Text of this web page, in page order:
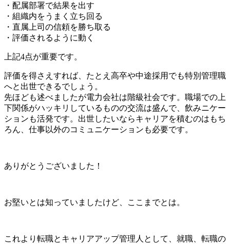
・配属部署で結果を出す
・組織内をうまく立ち回る
・直属上司の信頼を勝ち取る
・評価されるように動く
上記4点が重要です。
評価を得さえすれば、たとえ高卒や中途採用でも特別管理職
へと出世できるでしょう。
先ほども述べましたが電力会社は階級社会です。職場での上
下関係がハッキリしているものの交流は盛んで、飲みニケー
ションも活発です。出世したいならキャリアを積むのはもち
ろん、 仕事以外のコミュニケーションも必要です。
ありがとうございました！
お堅いとは知っていましたけど、ここまでとは。
これより転職とキャリアアップ管理人として、就職、転職の